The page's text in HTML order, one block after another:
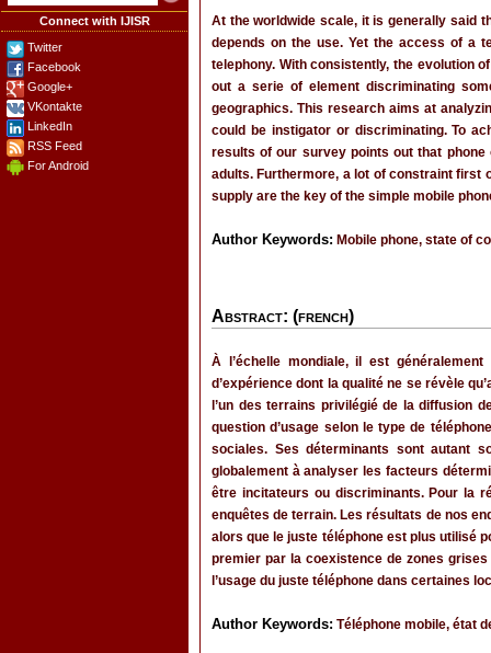
Connect with IJISR
Twitter
Facebook
Google+
VKontakte
LinkedIn
RSS Feed
For Android
At the worldwide scale, it is generally said
depends on the use. Yet the access of a
telephony. With consistently, the evolution
out a serie of element discriminating
geographics. This research aims at
could be instigator or discriminating. To
results of our survey points out that
adults. Furthermore, a lot of constraint first
supply are the key of the simple mobile
Author Keywords: Mobile phone, state of
Abstract: (french)
À l’échelle mondiale, il est
d’expérience dont la qualité ne se révèle
l’un des terrains privilégié de la diffusion
question d’usage selon le type de
sociales. Ses déterminants sont autant
globalement à analyser les facteurs
être incitateurs ou discriminants. Pour la
enquêtes de terrain. Les résultats de nos
alors que le juste téléphone est plus utilisé
premier par la coexistence de zones
l’usage du juste téléphone dans certaines
Author Keywords: Téléphone mobile, état